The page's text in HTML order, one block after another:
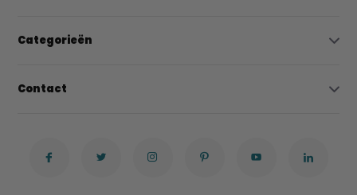
Categorieën
Contact